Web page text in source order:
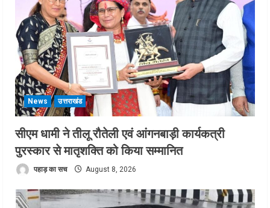
News उत्तराखंड
सीएम धामी ने तीलू रौतेली एवं आंगनबाड़ी कार्यकत्री
पुरस्कार से मातृशक्ति को किया सम्मानित
पहाड़ का सच August 8, 2026